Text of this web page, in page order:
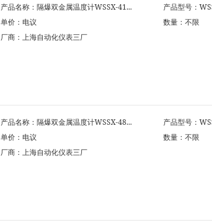
产品名称：隔爆双金属温度计WSSX-41...
单价：电议
厂商：上海自动化仪表三厂
产品型号：
数量：不限
产品名称：隔爆双金属温度计WSSX-48...
单价：电议
厂商：上海自动化仪表三厂
产品型号：
数量：不限